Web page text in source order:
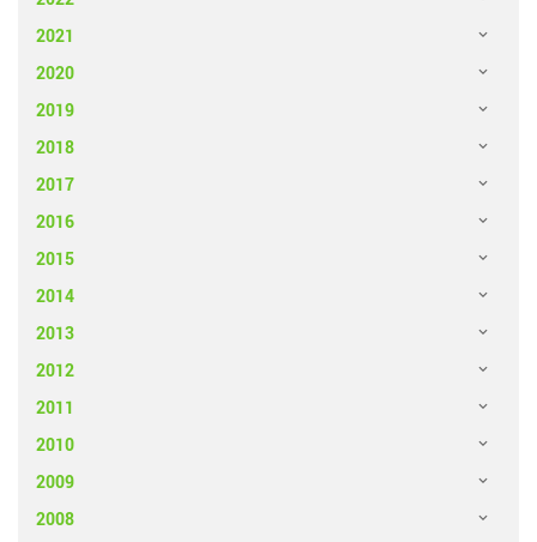
2021
2020
2019
2018
2017
2016
2015
2014
2013
2012
2011
2010
2009
2008